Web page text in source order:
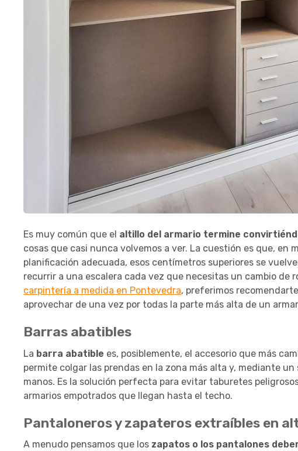
Es muy común que el altillo del armario termine
cosas que casi nunca volvemos a ver. La cuestión es que, en
planificación adecuada, esos centímetros superiores se
recurrir a una escalera cada vez que necesitas un cambio de
carpintería a medida en Pontevedra, preferimos
aprovechar de una vez por todas la parte más alta de un
Barras abatibles
La barra abatible es, posiblemente, el accesorio que más
permite colgar las prendas en la zona más alta y, mediante
manos. Es la solución perfecta para evitar taburetes
armarios empotrados que llegan hasta el techo.
Pantaloneros y zapateros extraíbles en
A menudo pensamos que los zapatos o los pantalones